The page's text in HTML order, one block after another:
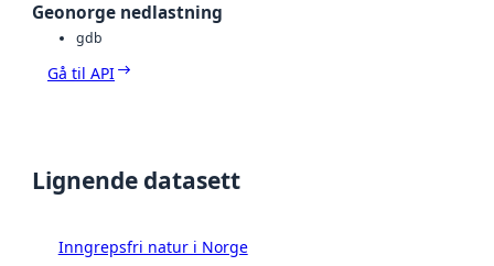
Geonorge nedlastning
gdb
Gå til API
Lignende datasett
Inngrepsfri natur i Norge